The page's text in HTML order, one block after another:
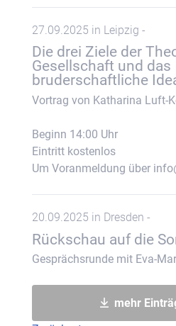
27.09.2025 in Leipzig -
Die drei Ziele der
Gesellschaft und das
bruderschaftliche
Vortrag von Katharina Luft-
Beginn 14:00 Uhr
Eintritt kostenlos
Um Voranmeldung über
20.09.2025 in Dresden -
Rückschau auf die
Gesprächsrunde mit Eva-
mehr